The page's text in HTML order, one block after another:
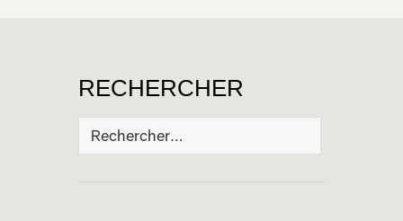
RECHERCHER
Rechercher :